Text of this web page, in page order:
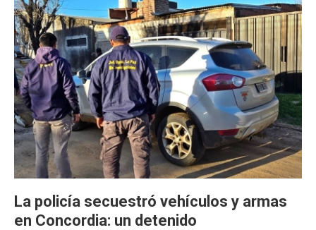
La policía secuestró vehículos y armas
en Concordia: un detenido